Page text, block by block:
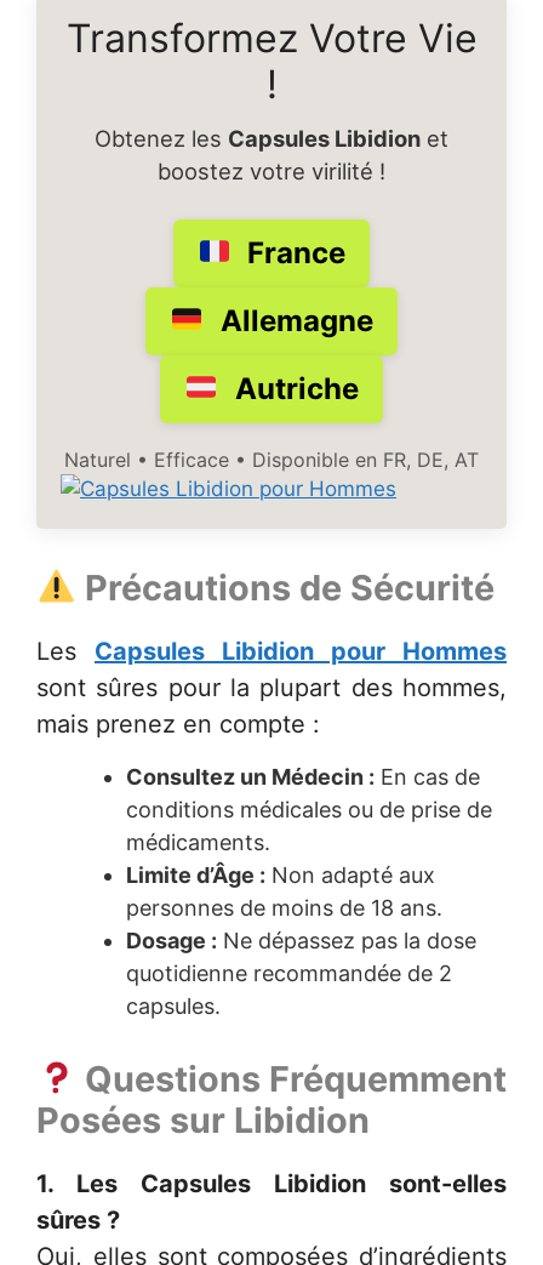
Transformez Votre Vie
!
Obtenez les Capsules Libidion et
boostez votre virilité !
France
Allemagne
Autriche
Naturel • Efficace • Disponible en FR, DE, AT
Précautions de Sécurité
Les Capsules Libidion pour Hommes
sont sûres pour la plupart des hommes,
mais prenez en compte :
Consultez un Médecin : En cas de
conditions médicales ou de prise de
médicaments.
Limite d’Âge : Non adapté aux
personnes de moins de 18 ans.
Dosage : Ne dépassez pas la dose
quotidienne recommandée de 2
capsules.
Questions Fréquemment
Posées sur Libidion
1. Les Capsules Libidion sont-elles
sûres ?
Oui, elles sont composées d’ingrédients